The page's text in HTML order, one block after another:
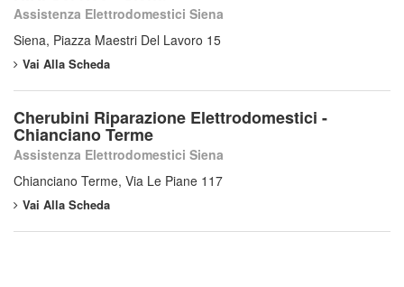
Assistenza Elettrodomestici Siena
Siena, Piazza Maestri Del Lavoro 15
Vai Alla Scheda
Cherubini Riparazione Elettrodomestici -
Chianciano Terme
Assistenza Elettrodomestici Siena
Chianciano Terme, Via Le Piane 117
Vai Alla Scheda